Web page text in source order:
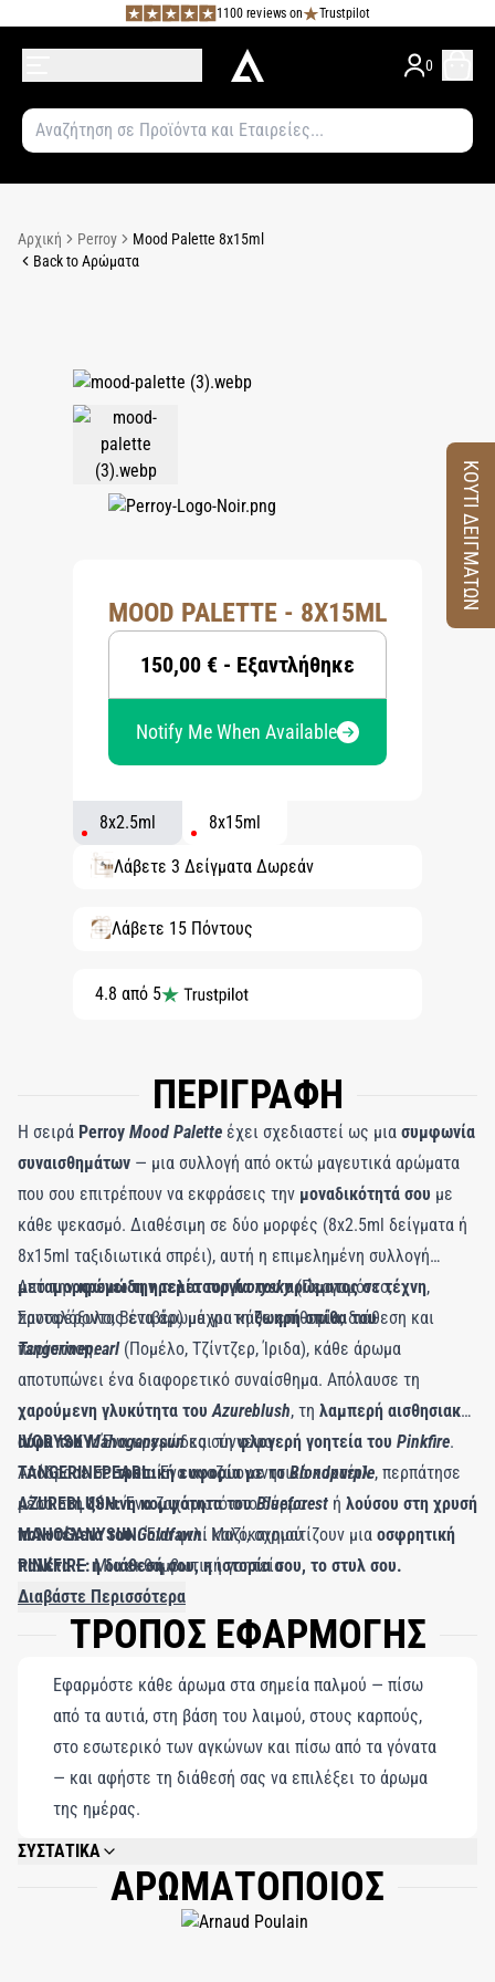
1100 reviews on Trustpilot
0
Αρχική Perroy
Mood Palette 8x15ml
Back to Αρώματα
MOOD PALETTE - 8X15ML
150,00 € - Εξαντλήθηκε
Notify Me When Available
8x2.5ml 8x15ml
Λάβετε 3 Δείγματα Δωρεάν
Λάβετε 15 Πόντους
4.8 από 5
ΠΕΡΙΓΡΑΦΗ
Η σειρά Perroy Mood Palette έχει σχεδιαστεί ως μια συμφωνία
συναισθημάτων — μια συλλογή από οκτώ μαγευτικά αρώματα
που σου επιτρέπουν να εκφράσεις την μοναδικότητά σου με
κάθε ψεκασμό. Διαθέσιμη σε δύο μορφές (8x2.5ml δείγματα ή
8x15ml ταξιδιωτικά σπρέι), αυτή η επιμελημένη συλλογή
μεταμορφώνει την τελετουργία του αρώματος σε τέχνη,
προσφέροντας ένα άρωμα για κάθε επιθυμία, διάθεση και
περίσταση.
Από τηνκρεμώδη ηρεμία τουIvorysky(Περγαμόντο,
Σανταλόξυλο, Βετιβέρ) μέχρι τηζωηρή σπίθα του
Tangerinepearl(Πομέλο, Τζίντζερ, Ίριδα), κάθε άρωμα
αποτυπώνει ένα διαφορετικό συναίσθημα. Απόλαυσε τη
χαρούμενη γλυκύτητα τουAzureblush, τη λαμπερή αισθησιακή
αύρα τουMahoganysunκαι τηφλογερή γοητεία του Pinkfire.
Απόδρασε σετροπική ευφορία με τοBlondpurple, περπάτησε
μέσα στηξύλινη κομψότητα τουBlueforest ή λούσου στη χρυσή
πολυτέλεια τουGoldfawn. Μαζί, σχηματίζουν μια οσφρητική
παλέτα — η διάθεσή σου, η ιστορία σου, το στυλ σου.
IVORYSKY:Ένα κρεμώδες σύννεφο
TANGERINEPEARL:Ένα αναζωογονητικό κοκτέιλ
AZUREBLUSH:Ένα ζαχαρωτό στο δέρμα
MAHOGANYSUN:Ένα φιλί καλοκαιριού
PINKFIRE:Μια εκθαμβωτική γοητεία
BLONDPURPLE:Ένα τροπικό νέκταρ
BLUEFOREST:Μια πινελιά φυσικής κομψότητας
Διαβάστε Περισσότερα
ΤΡΟΠΟΣ ΕΦΑΡΜΟΓΗΣ
Εφαρμόστε κάθε άρωμα στα σημεία παλμού — πίσω
από τα αυτιά, στη βάση του λαιμού, στους καρπούς,
στο εσωτερικό των αγκώνων και πίσω από τα γόνατα
— και αφήστε τη διάθεσή σας να επιλέξει το άρωμα
της ημέρας.
ΣΥΣΤΑΤΙΚΑ
IVORYSKY: ALCOHOL DENAT., PERFUME (FRAGRANCE), AQUA (WATER),
ALPHA-ISOMETHYL IONONE, CITRAL, GERANIOL, LIMONENE, LINALOOL. //
TANGERINEPEARL: ALCOHOL DENAT., PARFUM (FRAGRANCE), AQUA
ΑΡΩΜΑΤΟΠΟΙΟΣ
ΚΟΥΤΙ ΔΕΙΓΜΑΤΩΝ